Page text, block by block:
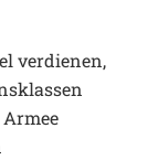
verdienen,